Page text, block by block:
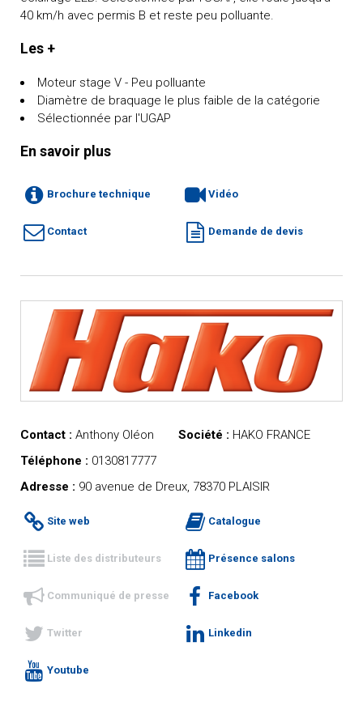
40 km/h avec permis B et reste peu polluante.
Les +
Moteur stage V - Peu polluante
Diamètre de braquage le plus faible de la catégorie
Sélectionnée par l'UGAP
En savoir plus
Brochure technique Vidéo
Contact Demande de devis
Contact : Anthony Oléon Société : HAKO FRANCE
Téléphone : 0130817777
Adresse : 90 avenue de Dreux, 78370 PLAISIR
Site web Catalogue
Liste des distributeurs Présence salons
Communiqué de presse Facebook
Twitter Linkedin
Youtube